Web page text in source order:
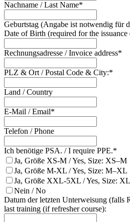
Nachname / Last Name*
Geburtstag (Angabe ist notwendig für
Date of Birth (required for the
Rechnungsadresse / Invoice address*
PLZ & Ort / Postal Code & City:*
Land / Country
E-Mail / Email*
Telefon / Phone
Ich benötige PSA. / I require PPE.*
Ja, Größe XS-M / Yes, Size: XS–M
Ja, Größe M-XL / Yes, Size: M–XL
Ja, Größe XXL-5XL / Yes, Size:
Nein / No
Datum der letzten Unterweisung (falls
last training (if refresher course):